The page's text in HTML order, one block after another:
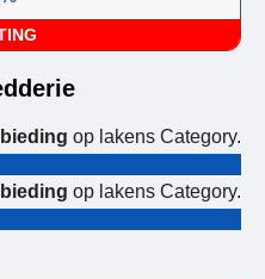
op lakens Category.
op lakens Category.